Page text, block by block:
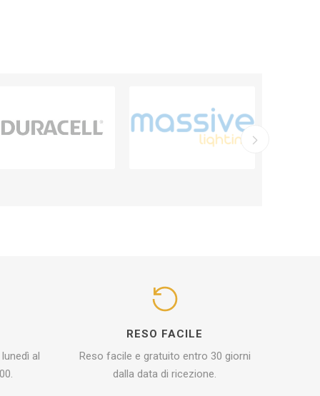
al
RESO FACILE
Reso facile e gratuito entro 30 giorni
dalla data di ricezione.